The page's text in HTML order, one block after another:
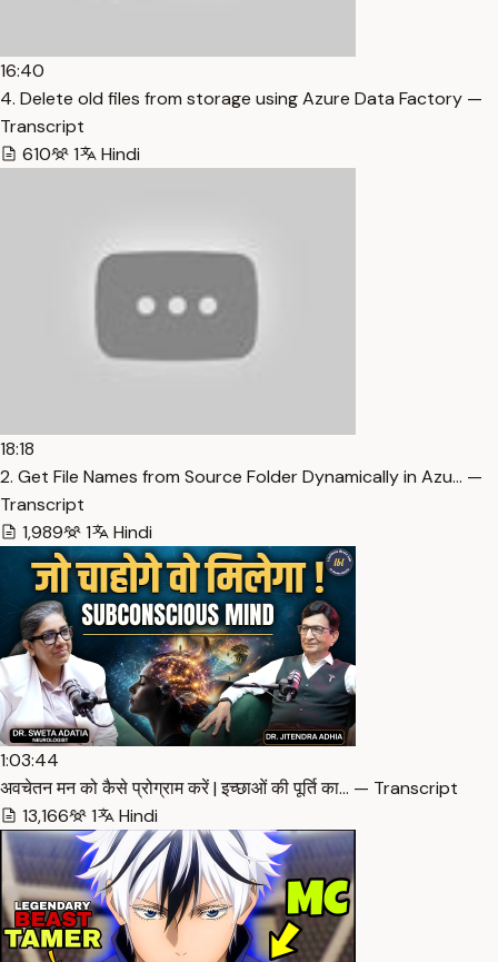
16:40
4. Delete old files from storage using Azure Data Factory —
Transcript
610
1 Hindi
18:18
2. Get File Names from Source Folder Dynamically in Azu… —
Transcript
1,989
1 Hindi
1:03:44
अवचेतन मन को कैसे प्रोग्राम करें | इच्छाओं की पूर्ति का… — Transcript
13,166
1 Hindi